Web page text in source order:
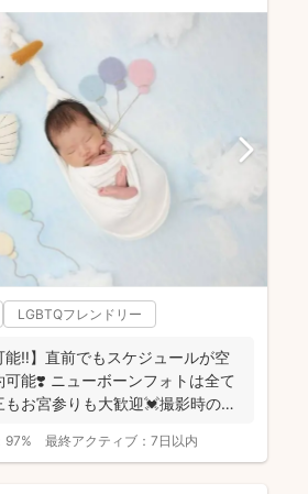
LGBTQフレンドリー
能‼︎】直前でもスケジュールが空
可能❣️ ニューボーンフォトは全て
お宮参りも大歓迎💓撮影時のみ
97% 最終アクティブ： 7日以内